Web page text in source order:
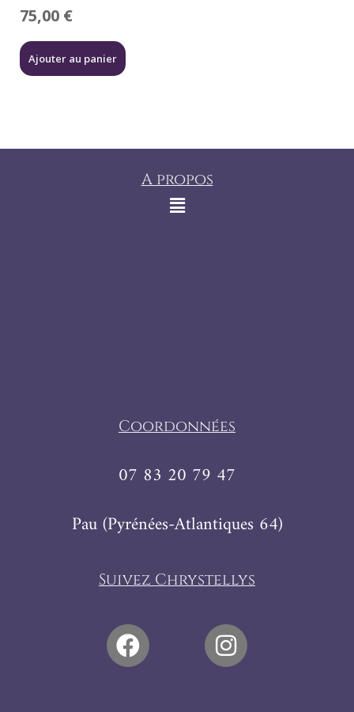
75,00 €
Ajouter au panier
A propos
Coordonnées
07 83 20 79 47
Pau (Pyrénées-Atlantiques 64)
Suivez Chrystellys